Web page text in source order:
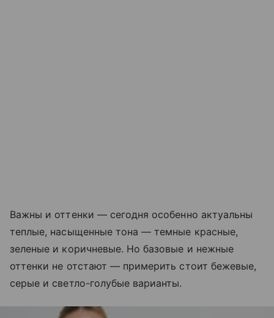
Важны и оттенки — сегодня особенно актуальны
теплые, насыщенные тона — темные красные,
зеленые и коричневые. Но базовые и нежные
оттенки не отстают — примерить стоит бежевые,
серые и светло-голубые варианты.